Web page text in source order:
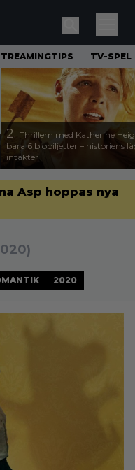
TV-SPEL
2. Thrillern med Katherine
bara 6 biobiljetter – historiens
intäkter
Asp hoppas nya
2020